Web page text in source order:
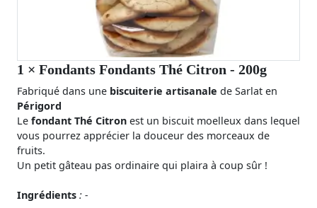
1 × Fondants Fondants Thé Citron - 200g
Fabriqué dans une biscuiterie artisanale de Sarlat en
Périgord
Le fondant Thé Citron est un biscuit moelleux dans lequel
vous pourrez apprécier la douceur des morceaux de
fruits.
Un petit gâteau pas ordinaire qui plaira à coup sûr !
Ingrédients : -